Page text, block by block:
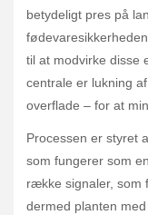
betydeligt pres på
til at modvirke disse
centrale er lukning
overflade – for at
Processen er styret
som fungerer som
række signaler, som
dermed planten